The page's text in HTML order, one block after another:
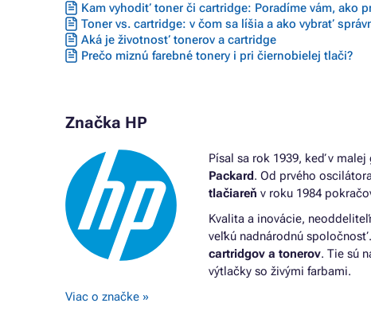
Kam vyhodiť toner či cartridge: Poradíme vám, ako
Toner vs. cartridge: v čom sa líšia a ako vybrať
Aká je životnosť tonerov a cartridge
Prečo miznú farebné tonery i pri čiernobielej tlači?
Značka HP
Písal sa rok 1939, keď v
Packard. Od prvého
tlačiareň v roku 1984
Kvalita a inovácie,
veľkú nadnárodnú
cartridgov a tonerov. Tie sú
výtlačky so živými farbami.
Viac o značke »